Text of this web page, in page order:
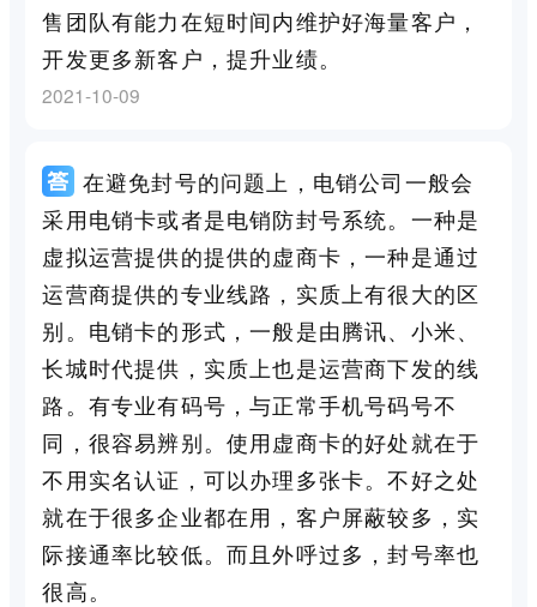
售团队有能力在短时间内维护好海量客户，
开发更多新客户，提升业绩。
2021-10-09
在避免封号的问题上，电销公司一般会
采用电销卡或者是电销防封号系统。一种是
虚拟运营提供的提供的虚商卡，一种是通过
运营商提供的专业线路，实质上有很大的区
别。电销卡的形式，一般是由腾讯、小米、
长城时代提供，实质上也是运营商下发的线
路。有专业有码号，与正常手机号码号不
同，很容易辨别。使用虚商卡的好处就在于
不用实名认证，可以办理多张卡。不好之处
就在于很多企业都在用，客户屏蔽较多，实
际接通率比较低。而且外呼过多，封号率也
很高。